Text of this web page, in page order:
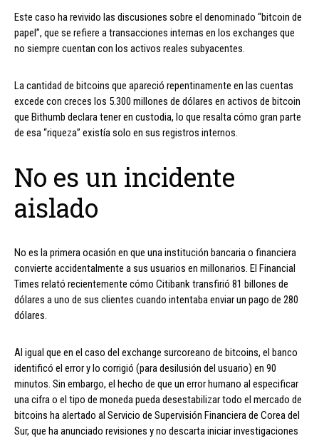
Este caso ha revivido las discusiones sobre el denominado “bitcoin de
papel”, que se refiere a transacciones internas en los exchanges que
no siempre cuentan con los activos reales subyacentes.
La cantidad de bitcoins que apareció repentinamente en las cuentas
excede con creces los 5.300 millones de dólares en activos de bitcoin
que Bithumb declara tener en custodia, lo que resalta cómo gran parte
de esa “riqueza” existía solo en sus registros internos.
No es un incidente
aislado
No es la primera ocasión en que una institución bancaria o financiera
convierte accidentalmente a sus usuarios en millonarios. El Financial
Times relató recientemente cómo Citibank transfirió 81 billones de
dólares a uno de sus clientes cuando intentaba enviar un pago de 280
dólares.
Al igual que en el caso del exchange surcoreano de bitcoins, el banco
identificó el error y lo corrigió (para desilusión del usuario) en 90
minutos. Sin embargo, el hecho de que un error humano al especificar
una cifra o el tipo de moneda pueda desestabilizar todo el mercado de
bitcoins ha alertado al Servicio de Supervisión Financiera de Corea del
Sur, que ha anunciado revisiones y no descarta iniciar investigaciones